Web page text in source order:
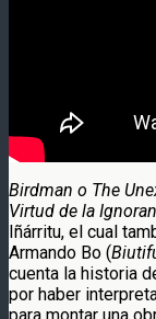
Birdman o The
Virtud de la
Iñárritu, el cual
Armando Bo (
cuenta la historia
por haber